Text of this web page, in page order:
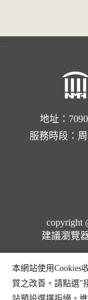
地址：
服務時段：周
copyright
建議瀏覽
本網站使用Cookies
質之改善。請點選"
站預設選擇拒絕。